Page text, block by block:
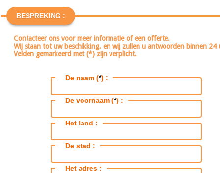
BESPREKING :
Contacteer ons voor meer informatie of een offerte.
Wij staan tot uw beschikking, en wij zullen u antwoorden binnen
Velden gemarkeerd met (*) zijn verplicht.
De naam (*) :
De voornaam (*) :
Het land :
De stad :
Het adres :